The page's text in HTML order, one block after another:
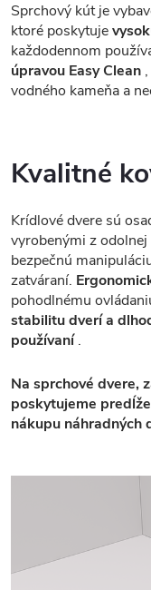
Sprchový kút je
ktoré poskytuje
každodennom
úpravou Easy Clean
vodného kameňa a
Kvalitné
Krídlové dvere sú
vyrobenými z
bezpečnú
zatváraní.
pohodlnému
stabilitu dverí a
používaní.
Na sprchové dvere,
poskytujeme
nákupu náhradných